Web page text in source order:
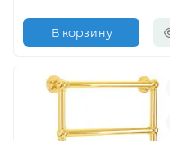
В корзину